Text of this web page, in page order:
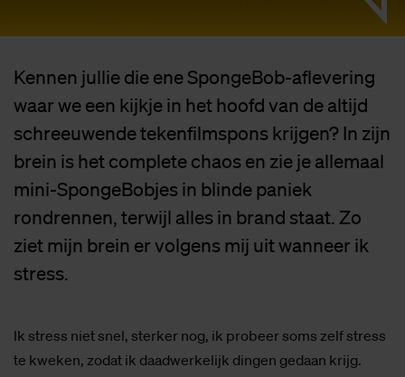
Kennen jullie die ene SpongeBob-aflevering
waar we een kijkje in het hoofd van de altijd
schreeuwende tekenfilmspons krijgen? In zijn
brein is het complete chaos en zie je allemaal
mini-SpongeBobjes in blinde paniek
rondrennen, terwijl alles in brand staat. Zo
ziet mijn brein er volgens mij uit wanneer ik
stress.
Ik stress niet snel, sterker nog, ik probeer soms zelf stress
te kweken, zodat ik daadwerkelijk dingen gedaan krijg.